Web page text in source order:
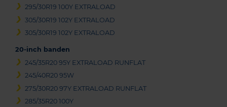
295/30R19 100Y EXTRALOAD
305/30R19 102Y EXTRALOAD
305/30R19 102Y EXTRALOAD
20-inch banden
245/35R20 95Y EXTRALOAD RUNFLAT
245/40R20 95W
275/30R20 97Y EXTRALOAD RUNFLAT
285/35R20 100Y